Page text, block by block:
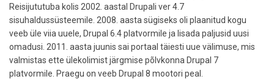
Reisijututuba kolis 2002. aastal Drupali ver 4.7
sisuhaldussüsteemile. 2008. aasta sügiseks oli plaanitud kogu
veeb üle viia uuele, Drupal 6.4 platvormile ja lisada paljusid uusi
omadusi. 2011. aasta juunis sai portaal täiesti uue välimuse, mis
valmistas ette ülekolimist järgmise põlvkonna Drupal 7
platvormile. Praegu on veeb Drupal 8 mootori peal.